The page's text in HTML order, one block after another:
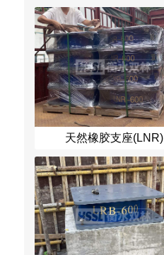
天然橡胶支座(LNR)